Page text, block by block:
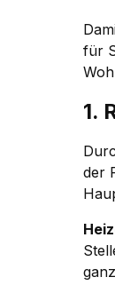
für
1.
der